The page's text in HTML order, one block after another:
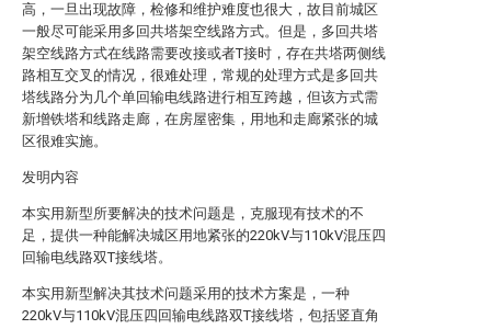
高，一旦出现故障，检修和维护难度也很大，故目前城区
一般尽可能采用多回共塔架空线路方式。但是，多回共塔
架空线路方式在线路需要改接或者T接时，存在共塔两侧线
路相互交叉的情况，很难处理，常规的处理方式是多回共
塔线路分为几个单回输电线路进行相互跨越，但该方式需
新增铁塔和线路走廊，在房屋密集，用地和走廊紧张的城
区很难实施。
发明内容
本实用新型所要解决的技术问题是，克服现有技术的不
足，提供一种能解决城区用地紧张的220kV与110kV混压四
回输电线路双T接线塔。
本实用新型解决其技术问题采用的技术方案是，一种
220kV与110kV混压四回输电线路双T接线塔，包括竖直角